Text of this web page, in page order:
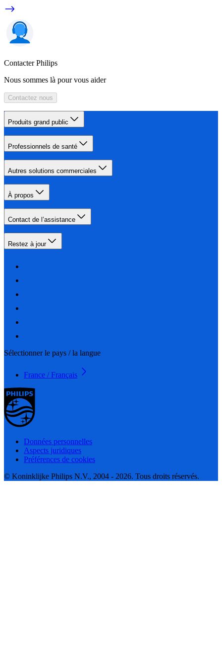
Contacter Philips
Nous sommes là pour vous aider
Contactez nous
Produits grand public
Professionnels de santé
Autres solutions commerciales
À propos
Contact de l’assistance
Restez à jour
Sélectionner le pays / la langue
France / Français
Données personnelles
Aspects juridiques
Préférences de cookies
© Koninklijke Philips N.V., 2004 - 2026. Tous droits réservés.